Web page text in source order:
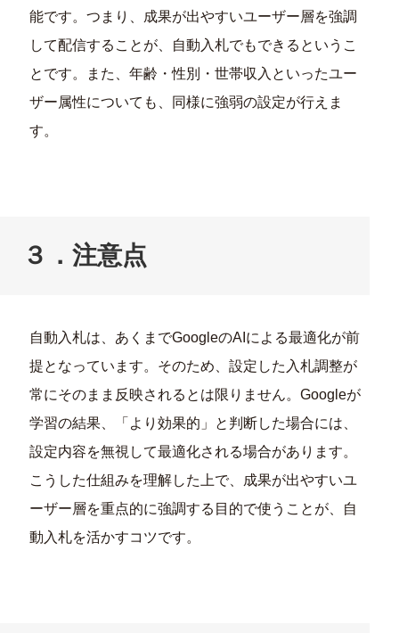
能です。つまり、成果が出やすいユーザー層を強調
して配信することが、自動入札でもできるというこ
とです。また、年齢・性別・世帯収入といったユー
ザー属性についても、同様に強弱の設定が行えま
す。
３．注意点
自動入札は、あくまでGoogleのAIによる最適化が前
提となっています。そのため、設定した入札調整が
常にそのまま反映されるとは限りません。Googleが
学習の結果、「より効果的」と判断した場合には、
設定内容を無視して最適化される場合があります。
こうした仕組みを理解した上で、成果が出やすいユ
ーザー層を重点的に強調する目的で使うことが、自
動入札を活かすコツです。